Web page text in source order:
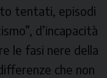
tentati, episodi
d’incapacità
le fasi nere della
che non